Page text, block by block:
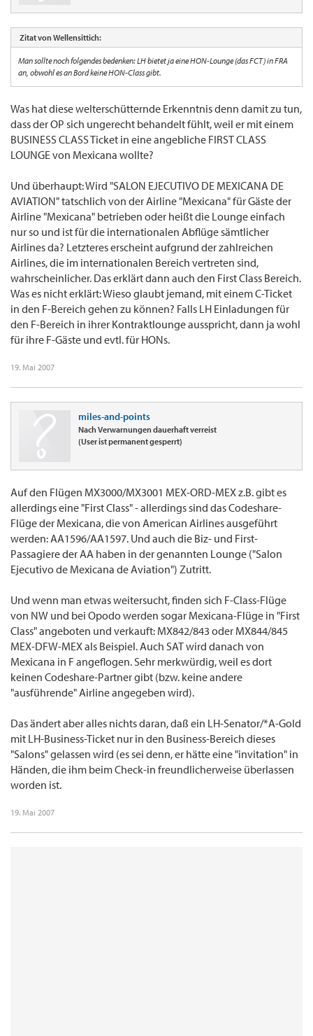
Zitat von Wellensittich:
Man sollte noch folgendes bedenken: LH bietet ja eine HON-Lounge (das FCT) in FRA
an, obwohl es an Bord keine HON-Class gibt.
Was hat diese welterschütternde Erkenntnis denn damit zu tun,
dass der OP sich ungerecht behandelt fühlt, weil er mit einem
BUSINESS CLASS Ticket in eine angebliche FIRST CLASS
LOUNGE von Mexicana wollte?
Und überhaupt: Wird "SALON EJECUTIVO DE MEXICANA DE
AVIATION" tatschlich von der Airline "Mexicana" für Gäste der
Airline "Mexicana" betrieben oder heißt die Lounge einfach
nur so und ist für die internationalen Abflüge sämtlicher
Airlines da? Letzteres erscheint aufgrund der zahlreichen
Airlines, die im internationalen Bereich vertreten sind,
wahrscheinlicher. Das erklärt dann auch den First Class Bereich.
Was es nicht erklärt: Wieso glaubt jemand, mit einem C-Ticket
in den F-Bereich gehen zu können? Falls LH Einladungen für
den F-Bereich in ihrer Kontraktlounge ausspricht, dann ja wohl
für ihre F-Gäste und evtl. für HONs.
19. Mai 2007
miles-and-points
Nach Verwarnungen dauerhaft verreist
(User ist permanent gesperrt)
Auf den Flügen MX3000/MX3001 MEX-ORD-MEX z.B. gibt es
allerdings eine "First Class" - allerdings sind das Codeshare-
Flüge der Mexicana, die von American Airlines ausgeführt
werden: AA1596/AA1597. Und auch die Biz- und First-
Passagiere der AA haben in der genannten Lounge ("Salon
Ejecutivo de Mexicana de Aviation") Zutritt.
Und wenn man etwas weitersucht, finden sich F-Class-Flüge
von NW und bei Opodo werden sogar Mexicana-Flüge in "First
Class" angeboten und verkauft: MX842/843 oder MX844/845
MEX-DFW-MEX als Beispiel. Auch SAT wird danach von
Mexicana in F angeflogen. Sehr merkwürdig, weil es dort
keinen Codeshare-Partner gibt (bzw. keine andere
"ausführende" Airline angegeben wird).
Das ändert aber alles nichts daran, daß ein LH-Senator/*A-Gold
mit LH-Business-Ticket nur in den Business-Bereich dieses
"Salons" gelassen wird (es sei denn, er hätte eine "invitation" in
Händen, die ihm beim Check-in freundlicherweise überlassen
worden ist.
19. Mai 2007